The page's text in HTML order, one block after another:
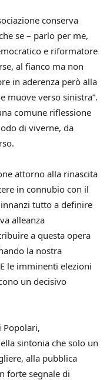
conserva
se – parlo per me,
e riformatore
al fianco ma non
in aderenza però alla
muove verso sinistra”.
comune riflessione
di viverne, da
attorno alla rinascita
in connubio con il
tutto a definire
alleanza
a questa opera
la nostra
le imminenti elezioni
un decisivo
Popolari,
sintonia che solo un
alla pubblica
forte segnale di